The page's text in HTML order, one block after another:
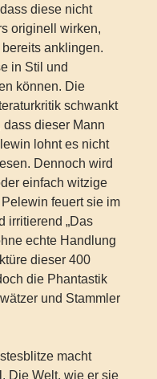
diese nicht
originell wirken,
anklingen.
in Stil und
können. Die
schwankt
dass dieser Mann
lohnt es nicht
Dennoch wird
einfach witzige
feuert sie im
irritierend „Das
echte Handlung
dieser 400
die Phantastik
und Stammler
macht
Die Welt, wie er sie